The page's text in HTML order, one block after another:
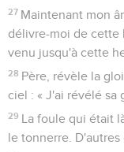
27 Maintenant mon
délivre-moi de cette
venu jusqu'à cette
28 Père, révèle la
ciel : « J'ai révélé sa
29 La foule qui était
le tonnerre. D'autres